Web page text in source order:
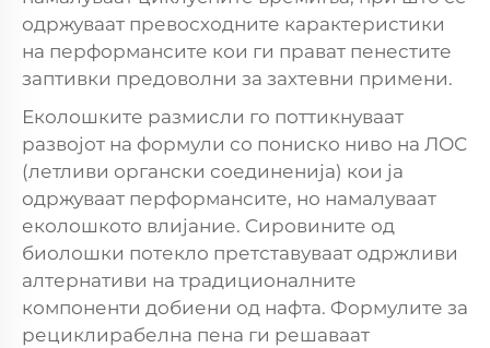
одржуваат превосходните карактеристики
на перформансите кои ги прават пенестите
заптивки предоволни за захтевни примени.
Еколошките размисли го поттикнуваат
развојот на формули со пониско ниво на ЛОС
(летливи органски соединенија) кои ја
одржуваат перформансите, но намалуваат
еколошкото влијание. Сировините од
биолошки потекло претставуваат одржливи
алтернативи на традиционалните
компоненти добиени од нафта. Формулите за
рециклирабелна пена ги решаваат